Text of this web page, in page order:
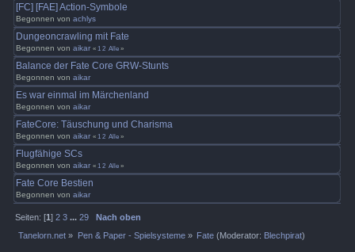
[FC] [FAE] Action-Symbole
Begonnen vonachlys
Dungeoncrawling mit Fate
Begonnen vonaikar « 1 2 Alle »
Balance der Fate Core GRW-Stunts
Begonnen vonaikar
Es war einmal im Märchenland
Begonnen vonaikar
FateCore: Täuschung und Charisma
Begonnen vonaikar « 1 2 Alle »
Flugfähige SCs
Begonnen vonaikar « 1 2 Alle »
Fate Core Bestien
Begonnen vonaikar
Seiten: [1]2 3 ...29
Nach oben
Tanelorn.net » Pen & Paper - Spielsysteme» Fate (Moderator: Blechpirat)